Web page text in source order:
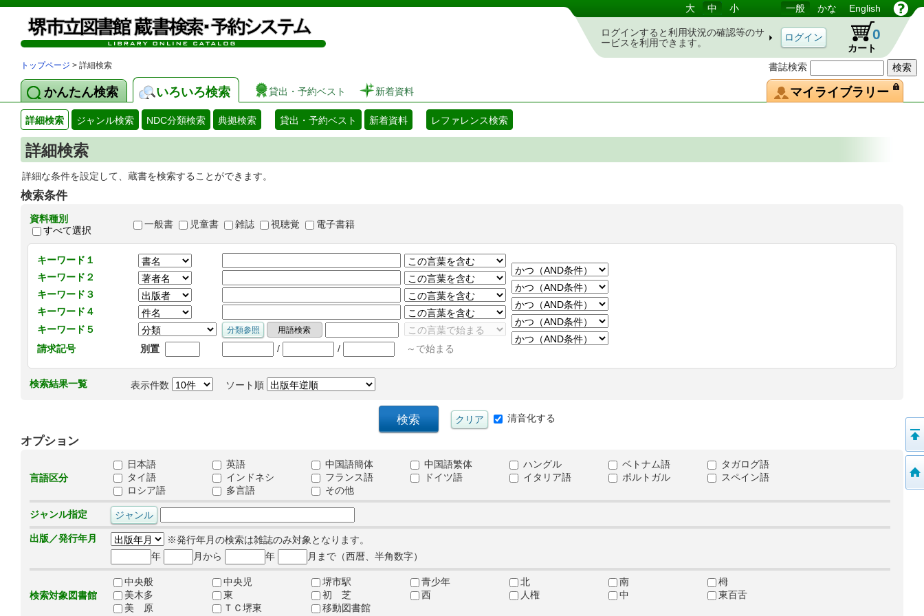
図書館 蔵書検索・予約システム
書誌検索
大 中 小 一般 かな English
ログインすると利用状況の確認等のサ
ービスを利用できます。
カート
0
トップページ > 詳細検索
かんたん検索 いろいろ検索 貸出・予約ベスト 新着資料 マイライブラリー
詳細検索 ジャンル検索 NDC分類検索 典拠検索 貸出・予約ベスト 新着資料 レファレンス検索
詳細検索
詳細な条件を設定して、蔵書を検索することができます。
検索条件
資料種別
すべて選択
一般書 児童書 雑誌 視聴覚 電子書籍
キーワード１
キーワード２
キーワード３
キーワード４
キーワード５
請求記号
別置 / / ～で始まる
検索結果一覧 表示件数 ソート順
清音化する
オプション
言語区分
日本語 英語 中国語簡体 中国語繁体 ハングル ベトナム語
タガログ語
タイ語
インドネシ フランス語 ドイツ語 イタリア語 ポルトガル
スペイン語
ロシア語
多言語 その他
ジャンル指定
出版／発行年月
※発行年月の検索は雑誌のみ対象となります。
年
月から 年 月まで（西暦、半角数字）
検索対象図書館
中央般 中央児 堺市駅 青少年 北 南
栂
美木多
東 初 芝 西 人権 中
東百舌
美 原
ＴＣ堺東 移動図書館